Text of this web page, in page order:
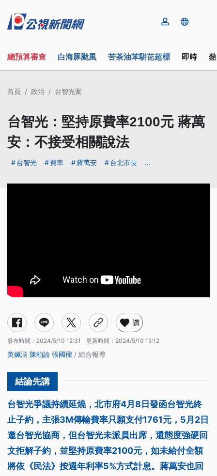
總預算審查 白海豚颱風 苦茶油苯駢芘超標 即時
首頁 政治 台智光案
台智光：堅持原費率2100元 蔣萬
安：不接受相關說法
台智光 費率 蔣萬安 台北市長 ...
讚
發布時間： 2024/5/10 12:31 更新時間： 2024/5/10 15:12
黃姵涵 陳柏諭 張國樑 / 綜合報導
台智光爭議持續延燒，北市府4月8日發函台智光終
止子約，主張3M傳輸費率只願支付1761元，5月2日
邀台智光協商，但台智光未派員出席，還態度強硬回
文拒解子約，並堅持原費率2100元，如未給付全額
將依《民法》按週年利率5%方式計息。蔣萬安也回